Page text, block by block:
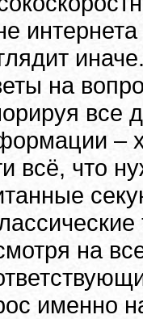
на
все
–
всё, что
на
именно